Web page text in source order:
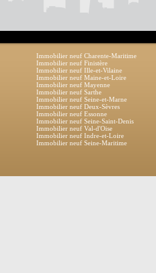
Immobilier neuf Charente-Maritime
Immobilier neuf Finistère
Immobilier neuf Ille-et-Vilaine
Immobilier neuf Maine-et-Loire
Immobilier neuf Mayenne
Immobilier neuf Sarthe
Immobilier neuf Seine-et-Marne
Immobilier neuf Deux-Sèvres
Immobilier neuf Essonne
Immobilier neuf Seine-Saint-Denis
Immobilier neuf Val-d'Oise
Immobilier neuf Indre-et-Loire
Immobilier neuf Seine-Maritime